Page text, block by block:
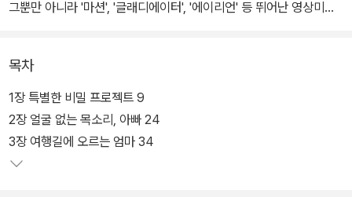
그뿐만 아니라 '마션', '글래디에이터', '에이리언' 등 뛰어난 영상미로
‘몬스터 내니’는 핀란드의 유명한 숲속 괴물, 트롤이 반인반수의 캐릭
터로 재탄생되어 더욱 호기심을 자아낸다. 신나는 여름방학 첫날, 여
행 상품에 당첨돼 갑작스럽게 여행을 떠나게 된 엄마를 대신하여 헬
맨가의 세 남매에게 몬스터 내니가 배달된다. 반송 주소도 없이, 낯선
목차
1장 특별한 비밀 프로젝트 9
2장 얼굴 없는 목소리, 아빠 24
3장 여행길에 오르는 엄마 34